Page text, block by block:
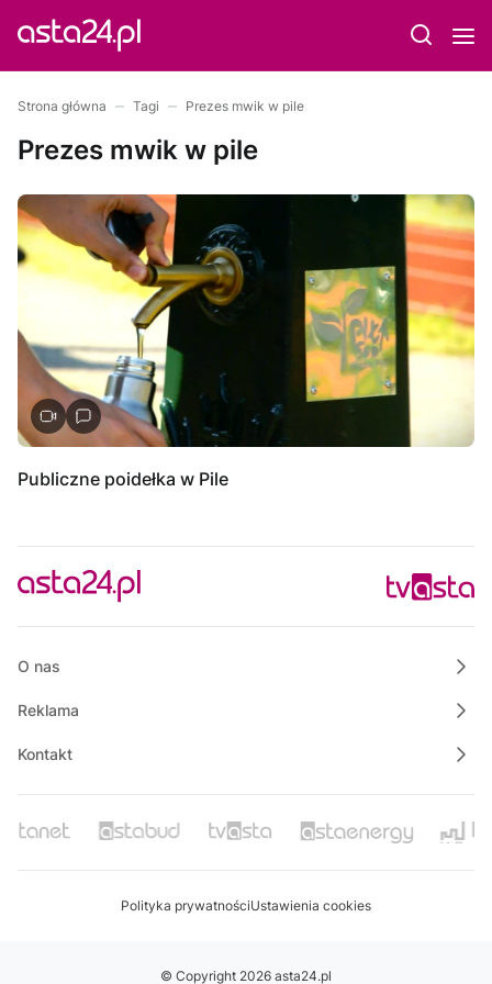
Strona główna Tagi Prezes mwik w pile
Prezes mwik w pile
Publiczne poidełka w Pile
O nas
Reklama
Kontakt
Polityka prywatnościUstawienia cookies
© Copyright 2026 asta24.pl